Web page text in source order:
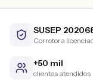
SUSEP
Corretora
+50 mil
clientes atendidos